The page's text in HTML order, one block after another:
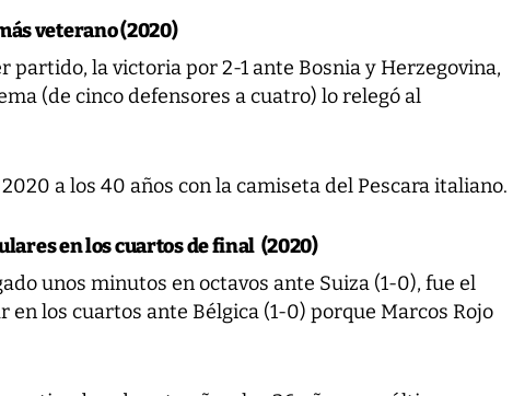
veterano (2020)
partido, la victoria por 2-1 ante Bosnia y Herzegovina,
(de cinco defensores a cuatro) lo relegó al
a los 40 años con la camiseta del Pescara italiano.
en los cuartos de final (2020)
unos minutos en octavos ante Suiza (1-0), fue el
los cuartos ante Bélgica (1-0) porque Marcos Rojo